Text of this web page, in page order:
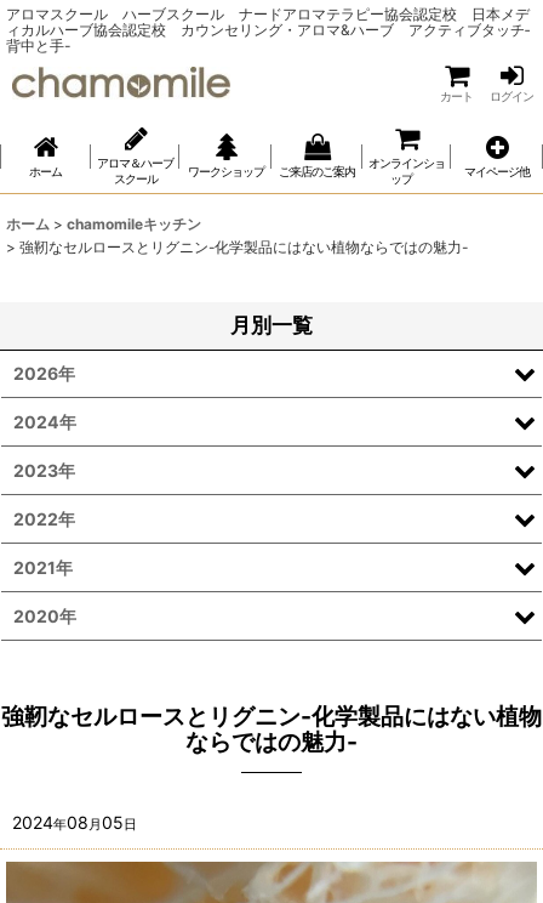
アロマスクール ハーブスクール ナードアロマテラピー協会認定校 日本メデ
ィカルハーブ協会認定校 カウンセリング・アロマ&ハーブ アクティブタッチ‐
背中と手-
カート ログイン
ホーム
アロマ＆ハーブ
スクール
ワークショップ ご来店のご案内
オンラインショ
ップ
マイページ他
ホーム > chamomileキッチン
> 強靭なセルロースとリグニン-化学製品にはない植物ならではの魅力-
強靭なセルロースとリグニン-化学製品にはない植物
ならではの魅力-
2024年08 月05日
月別一覧
2026年
2024年
2023年
2022年
2021年
2020年